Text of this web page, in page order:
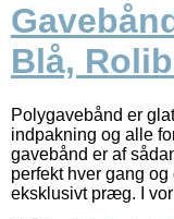
Blå,
Polygavebånd er
indpakning og alle
gavebånd er af
perfekt hver gang
eksklusivt præg. I vor